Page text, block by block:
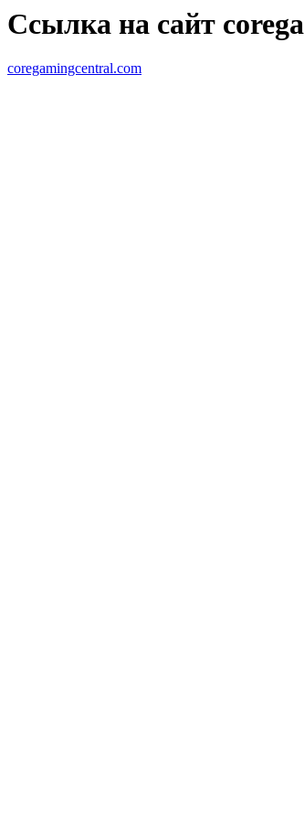
Ссылка на сайт
coregamingcentral.com